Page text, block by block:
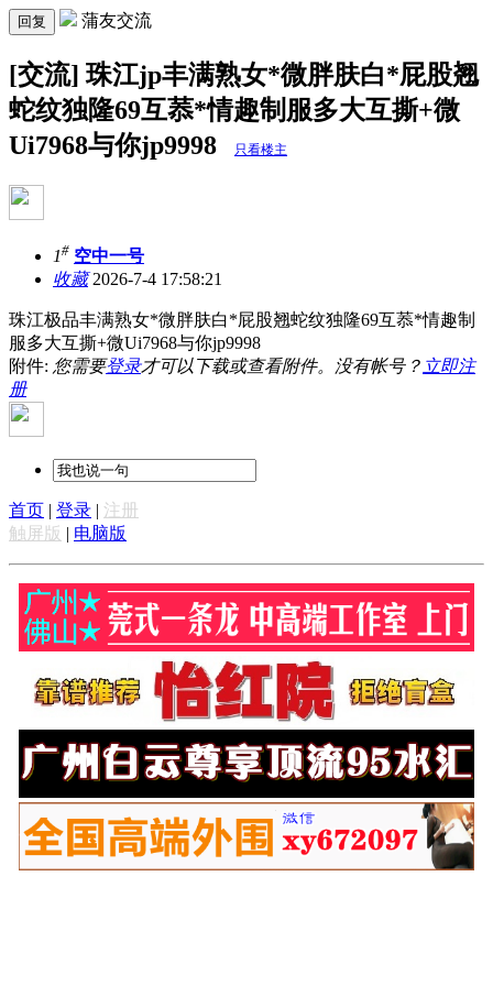
回复 蒲友交流
[交流] 珠江jp丰满熟女*微胖肤白*屁股翘
蛇纹独隆69互菾*情趣制服多大互撕+微
Ui7968与你jp9998
只看楼主
1# 空中一号
收藏2026-7-4 17:58:21
珠江极品丰满熟女*微胖肤白*屁股翘蛇纹独隆69互菾*情趣制
服多大互撕+微Ui7968与你jp9998
附件: 您需要登录才可以下载或查看附件。没有帐号？ 立即注
册
首页 | 登录 | 注册
触屏版 | 电脑版